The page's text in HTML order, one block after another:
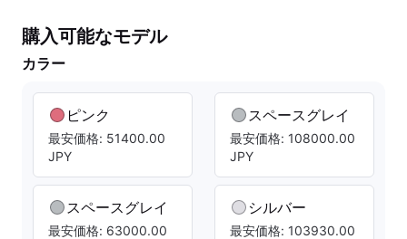
購入可能なモデル
カラー
ピンク
最安価格: 51400.00
JPY
スペースグレイ
最安価格: 63000.00
スペースグレイ
最安価格: 108000.00
JPY
シルバー
最安価格: 103930.00